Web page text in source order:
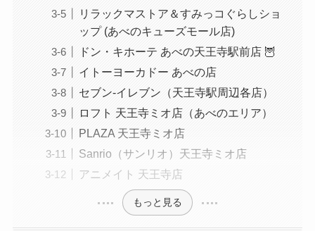
リラックマストア＆すみっコぐらしショ
ップ (あべのキューズモール店)
ドン・キホーテ あべの天王寺駅前店 🦉
イトーヨーカドー あべの店
セブン-イレブン（天王寺駅周辺各店）
ロフト 天王寺ミオ店（あべのエリア）
PLAZA 天王寺ミオ店
Sanrio（サンリオ）天王寺ミオ店
アニメイト 天王寺店
もっと見る